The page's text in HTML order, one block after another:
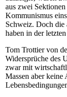
aus zwei
Kommunismus
Schweiz. Doch die
haben in der
Tom Trottier von
Widersprüche des
zwar mit
Massen aber